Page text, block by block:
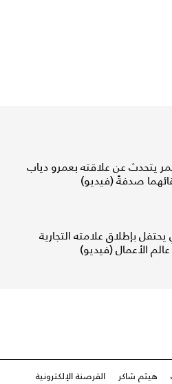
عن علاقته بعمرو دياب
صدفةً (فيديو)
بإطلاق علامته التجارية
الأعمال (فيديو)
هيثم شاكر
القرصنة الإلكترونية